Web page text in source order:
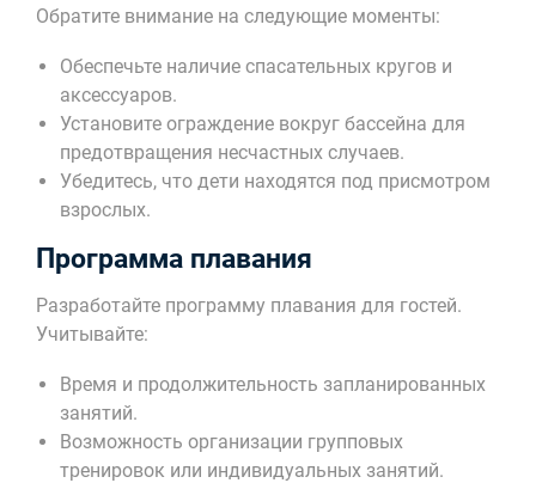
Обратите внимание на следующие моменты:
Обеспечьте наличие спасательных кругов и
аксессуаров.
Установите ограждение вокруг бассейна для
предотвращения несчастных случаев.
Убедитесь, что дети находятся под присмотром
взрослых.
Программа плавания
Разработайте программу плавания для гостей.
Учитывайте:
Время и продолжительность запланированных
занятий.
Возможность организации групповых
тренировок или индивидуальных занятий.